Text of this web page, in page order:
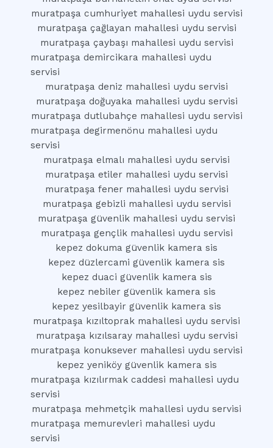
muratpaşa cumhuriyet mahallesi uydu servisi
muratpaşa çağlayan mahallesi uydu servisi
muratpaşa çaybaşı mahallesi uydu servisi
muratpaşa demircikara mahallesi uydu
servisi
muratpaşa deniz mahallesi uydu servisi
muratpaşa doğuyaka mahallesi uydu servisi
muratpaşa dutlubahçe mahallesi uydu servisi
muratpaşa degirmenönu mahallesi uydu
servisi
muratpaşa elmalı mahallesi uydu servisi
muratpaşa etiler mahallesi uydu servisi
muratpaşa fener mahallesi uydu servisi
muratpaşa gebizli mahallesi uydu servisi
muratpaşa güvenlik mahallesi uydu servisi
muratpaşa gençlik mahallesi uydu servisi
kepez dokuma güvenlik kamera sis
kepez düzlercami güvenlik kamera sis
kepez duaci güvenlik kamera sis
kepez nebiler güvenlik kamera sis
kepez yesilbayir güvenlik kamera sis
muratpaşa kızıltoprak mahallesi uydu servisi
muratpaşa kızılsaray mahallesi uydu servisi
muratpaşa konuksever mahallesi uydu servisi
kepez yeniköy güvenlik kamera sis
muratpaşa kızılırmak caddesi mahallesi uydu
servisi
muratpaşa mehmetçik mahallesi uydu servisi
muratpaşa memurevleri mahallesi uydu
servisi